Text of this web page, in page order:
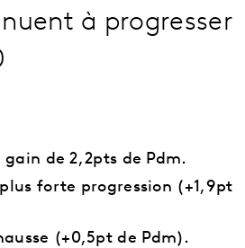
à progresser
de 2,2pts de Pdm.
forte progression (+1,9pt
(+0,5pt de Pdm).